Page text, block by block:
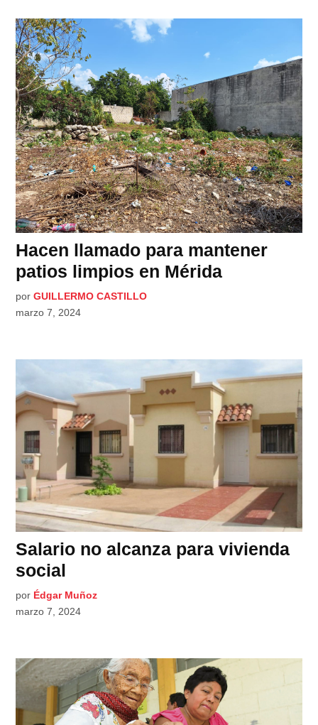
Hacen llamado para mantener
patios limpios en Mérida
por GUILLERMO CASTILLO
marzo 7, 2024
Salario no alcanza para vivienda
social
por Édgar Muñoz
marzo 7, 2024